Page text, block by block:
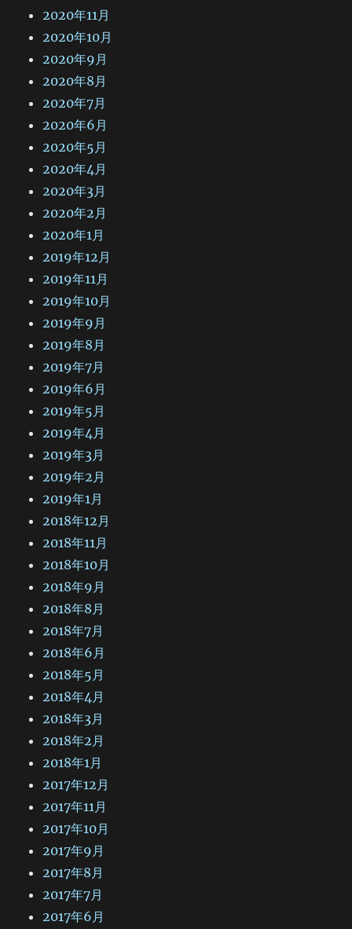
2020年11月
2020年10月
2020年9月
2020年8月
2020年7月
2020年6月
2020年5月
2020年4月
2020年3月
2020年2月
2020年1月
2019年12月
2019年11月
2019年10月
2019年9月
2019年8月
2019年7月
2019年6月
2019年5月
2019年4月
2019年3月
2019年2月
2019年1月
2018年12月
2018年11月
2018年10月
2018年9月
2018年8月
2018年7月
2018年6月
2018年5月
2018年4月
2018年3月
2018年2月
2018年1月
2017年12月
2017年11月
2017年10月
2017年9月
2017年8月
2017年7月
2017年6月